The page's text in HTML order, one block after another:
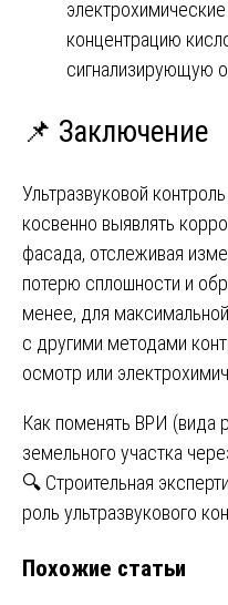
концентрацию
сигнализирующую
📌 Заключение
Ультразвуковой
косвенно выявлять
фасада, отслеживая
потерю сплошности и
менее, для
с другими методами
осмотр или
Навигация
по
записям
Как поменять ВРИ (вида
земельного участка
🔍 Строительная
роль ультразвукового
Похожие статьи